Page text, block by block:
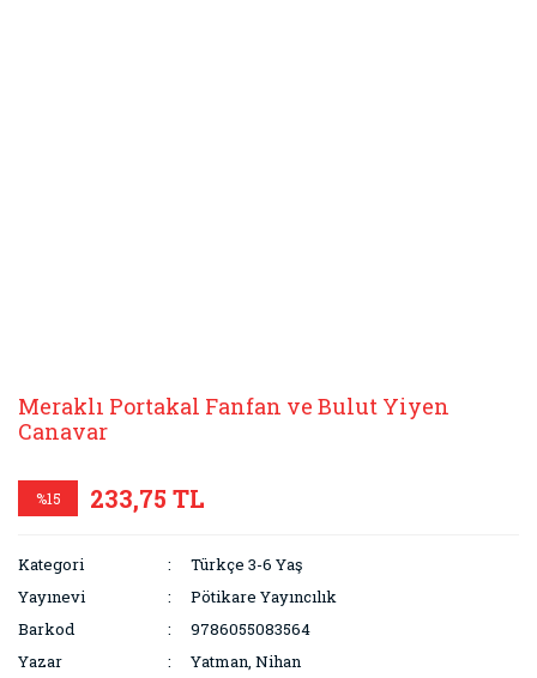
Meraklı Portakal Fanfan ve Bulut Yiyen
Canavar
%15 233,75 TL
Kategori
Türkçe 3-6 Yaş
Yayınevi
Pötikare Yayıncılık
Barkod
9786055083564
Yazar
Yatman, Nihan